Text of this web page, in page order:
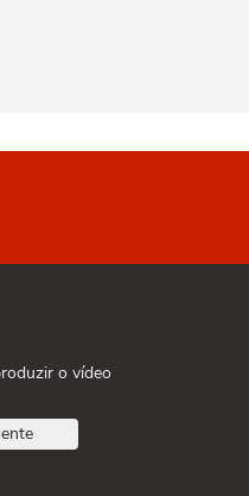
o vídeo